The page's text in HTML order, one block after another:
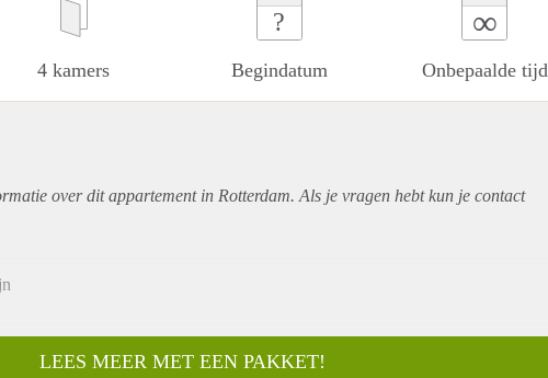
4 kamers
?
Begindatum
∞
Onbepaalde tijd
over ditappartementin Rotterdam. Als je vragen hebt kun je contact
LEES MEER MET EEN PAKKET!